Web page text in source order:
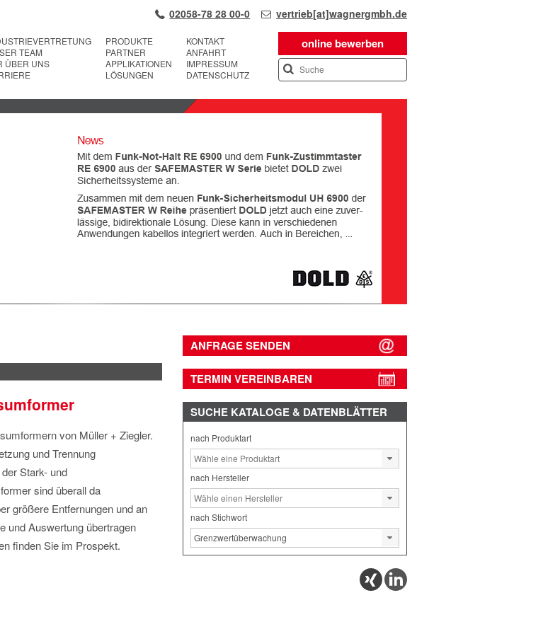
02058-78 28 00-0 vertrieb[at]wagnergmbh.de
online bewerben
TEAM
ÜBER UNS
PRODUKTE
PARTNER
APPLIKATIONEN
LÖSUNGEN
KONTAKT
ANFAHRT
IMPRESSUM
DATENSCHUTZ
von Müller + Ziegler.
und Trennung
Stark- und
sind überall da
größere Entfernungen und an
und Auswertung übertragen
finden Sie im Prospekt.
ANFRAGE SENDEN
TERMIN VEREINBAREN
SUCHE KATALOGE & DATENBLÄTTER
nach Produktart
nach Hersteller
nach Stichwort